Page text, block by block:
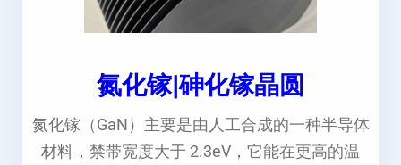
氮化镓|砷化镓晶圆
氮化镓（GaN）主要是由人工合成的一种半导体
材料，禁带宽度大于 2.3eV，它能在更高的温